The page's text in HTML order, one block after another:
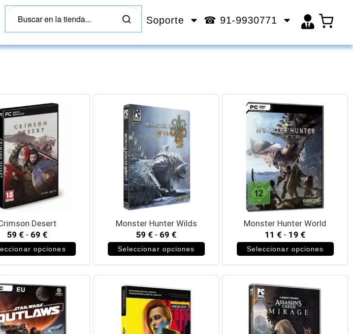
Soporte ☎ 91-9930771
Desert
59 € - 69 €
opciones
Monster Hunter Wilds
59 € - 69 €
Seleccionar opciones
Monster Hunter World
11 € - 19 €
Seleccionar opciones